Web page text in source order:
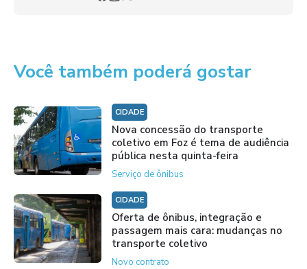
Você também poderá gostar
CIDADE
Nova concessão do transporte
coletivo em Foz é tema de audiência
pública nesta quinta-feira
Serviço de ônibus
CIDADE
Oferta de ônibus, integração e
passagem mais cara: mudanças no
transporte coletivo
Novo contrato